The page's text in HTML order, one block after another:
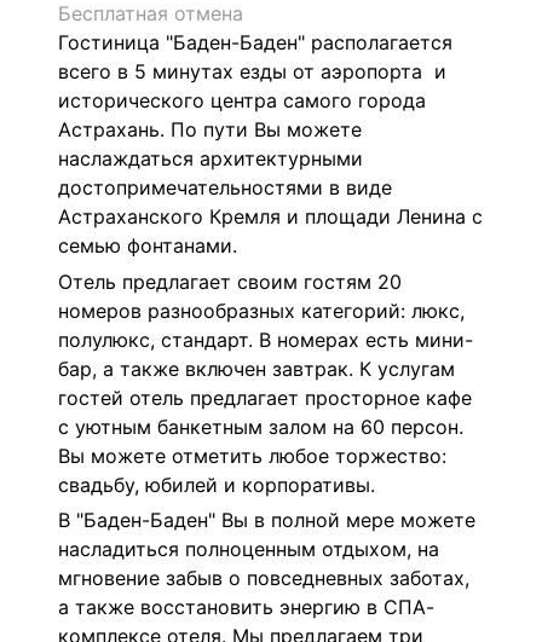
Бесплатная отмена
Гостиница "Баден-Баден" располагается
всего в 5 минутах езды от аэропорта и
исторического центра самого города
Астрахань. По пути Вы можете
наслаждаться архитектурными
достопримечательностями в виде
Астраханского Кремля и площади Ленина с
семью фонтанами.
Отель предлагает своим гостям 20
номеров разнообразных категорий: люкс,
полулюкс, стандарт. В номерах есть мини-
бар, а также включен завтрак. К услугам
гостей отель предлагает просторное кафе
с уютным банкетным залом на 60 персон.
Вы можете отметить любое торжество:
свадьбу, юбилей и корпоративы.
В "Баден-Баден" Вы в полной мере можете
насладиться полноценным отдыхом, на
мгновение забыв о повседневных заботах,
а также восстановить энергию в СПА-
комплексе отеля. Мы предлагаем три